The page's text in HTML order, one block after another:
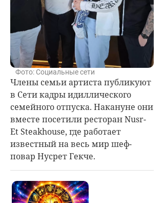
Фото: Социальные сети
Члены семьи артиста публикуют
в Сети кадры идиллического
семейного отпуска. Накануне они
вместе посетили ресторанNusr-
Et Steakhouse, где работает
известный на весь мир шеф-
повар Нусрет Гекче.